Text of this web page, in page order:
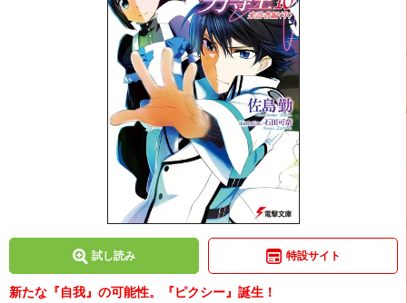
試し読み 特設サイト
新たな『自我』の可能性。『ピクシー』誕生！